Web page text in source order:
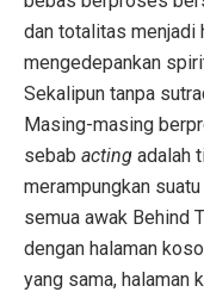
dan totalitas menjadi
mengedepankan
Sekalipun tanpa
Masing-masing
sebab acting adalah
merampungkan
semua awak Behind
dengan halaman
yang sama, halaman